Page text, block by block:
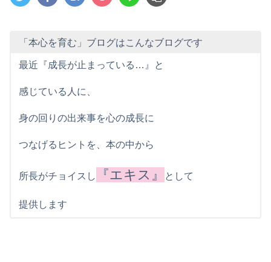
「本心を育む」ブログはこんなブログです
最近『成長が止まっている…』と
感じている人に、
身の回りの出来事を心の成長に
つなげるヒントを、本の中から
所長がチョイスし 『エキス』 として
提供します